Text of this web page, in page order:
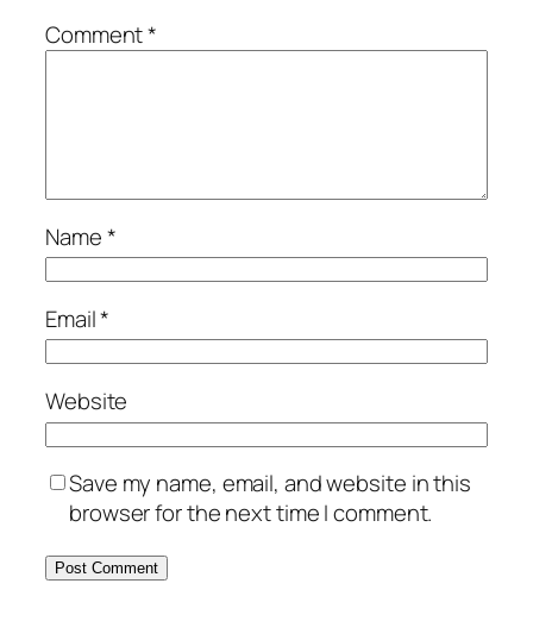
Comment*
Name*
Email*
Website
Save my name, email, and website in this
browser for the next time I comment.